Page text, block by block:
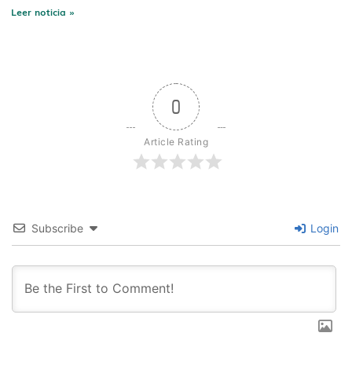
Leer noticia »
0
Article Rating
Subscribe Login